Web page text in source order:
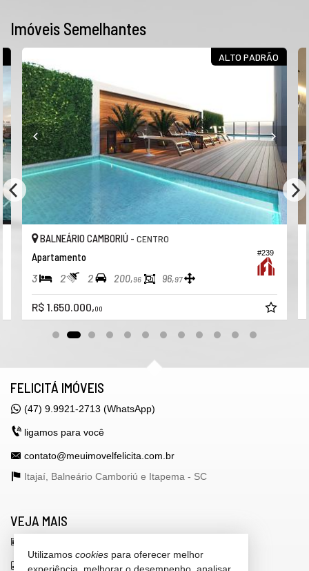
Imóveis Semelhantes
ALTO PADRÃO
#239
BALNEÁRIO CAMBORIÚ - CENTRO
Apartamento
3 2 2 200,96 96,97
R$ 1.650.000,00
FELICITÁ IMÓVEIS
(47) 9.9921-2713 (WhatsApp)
ligamos para você
contato@meuimovelfelicita.com.br
Itajaí, Balneário Camboriú e Itapema - SC
VEJA MAIS
indicadores financeiros
Utilizamos cookies para oferecer melhor